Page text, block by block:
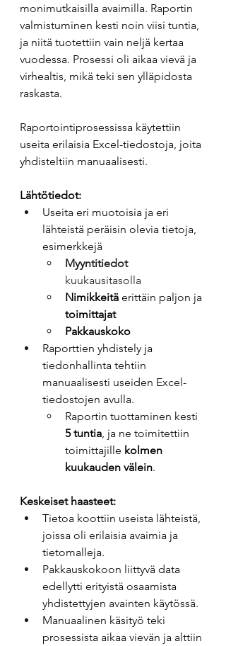
monimutkaisilla avaimilla. Raportin
valmistuminen kesti noin viisi tuntia,
ja niitä tuotettiin vain neljä kertaa
vuodessa. Prosessi oli aikaa vievä ja
virhealtis, mikä teki sen ylläpidosta
raskasta.
Raportointiprosessissa käytettiin
useita erilaisia Excel-tiedostoja, joita
yhdisteltiin manuaalisesti.
Lähtötiedot:
Useita eri muotoisia ja eri
lähteistä peräisin olevia tietoja,
esimerkkejä
Myyntitiedot
kuukausitasolla
Nimikkeitä erittäin paljon ja
toimittajat
Pakkauskoko
Raporttien yhdistely ja
tiedonhallinta tehtiin
manuaalisesti useiden Excel-
tiedostojen avulla.
Raportin tuottaminen kesti
5 tuntia, ja ne toimitettiin
toimittajille kolmen
kuukauden välein.
Keskeiset haasteet:
Tietoa koottiin useista lähteistä,
joissa oli erilaisia avaimia ja
tietomalleja.
Pakkauskokoon liittyvä data
edellytti erityistä osaamista
yhdistettyjen avainten käytössä.
Manuaalinen käsityö teki
prosessista aikaa vievän ja alttiin